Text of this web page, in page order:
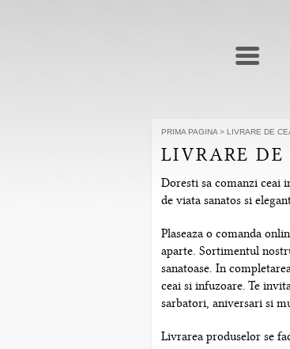
PRIMA PAGINA > LIVRARE DE
LIVRARE
Doresti sa comanzi ceai
de viata sanatos si
Plaseaza o comanda
aparte. Sortimentul
sanatoase. In
ceai si infuzoare. Te
sarbatori, aniversari si
Livrarea produselor se